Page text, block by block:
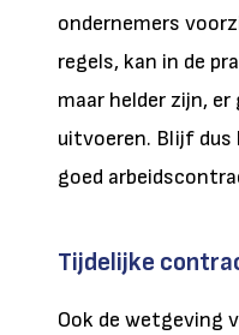
ondernemers
regels, kan in de
maar helder zijn,
uitvoeren. Blijf dus
goed
Tijdelijke
Ook de wetgeving